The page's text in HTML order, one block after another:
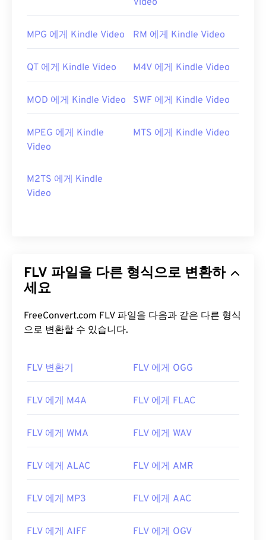
00 00 00
00 00 00
Video
MPG 에게 Kindle Video RM 에게 Kindle Video
QT 에게 Kindle Video M4V 에게 Kindle Video
MOD 에게 Kindle Video SWF 에게 Kindle Video
MPEG 에게 Kindle
Video
MTS 에게 Kindle Video
M2TS 에게 Kindle
Video
FLV 파일을 다른 형식으로 변환하
세요
FreeConvert.com FLV 파일을 다음과 같은 다른 형식
으로 변환할 수 있습니다.
FLV 변환기 FLV 에게 OGG
FLV 에게 M4A FLV 에게 FLAC
FLV 에게 WMA FLV 에게 WAV
FLV 에게 ALAC FLV 에게 AMR
FLV 에게 MP3 FLV 에게 AAC
FLV 에게 AIFF FLV 에게 OGV